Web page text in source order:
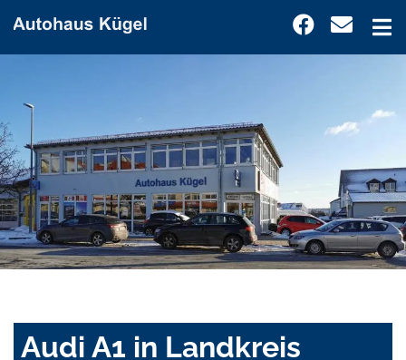
Audi A1 in Landkreis